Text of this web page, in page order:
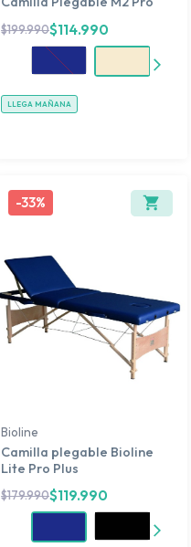
$199.990$114.990
LLEGA MAÑANA
-33%
Bioline
Camilla plegable Bioline
Lite Pro Plus
$179.990$119.990